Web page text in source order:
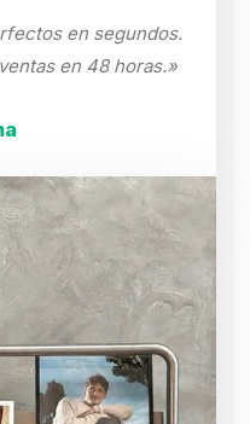
en segundos.
en 48 horas.»